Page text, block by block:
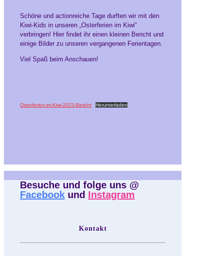
Schöne und actionreiche Tage durften wir mit den
Kiwi-Kids in unseren „Osterferien im Kiwi“
verbringen! Hier findet ihr einen kleinen Bericht und
einige Bilder zu unseren vergangenen Ferientagen.
Viel Spaß beim Anschauen!
Osterferien-im-Kiwi-2023-Bericht Herunterladen
Besuche und folge uns @
Facebook und Instagram
Kontakt